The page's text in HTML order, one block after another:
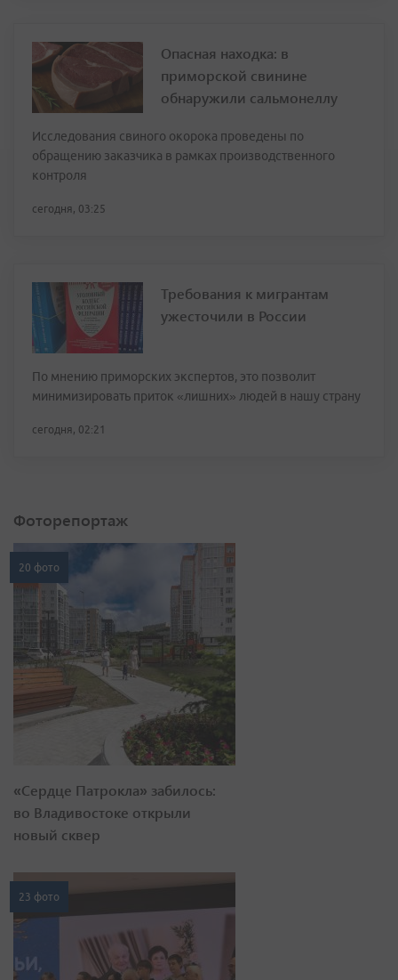
Опасная находка: в
приморской свинине
обнаружили сальмонеллу
Исследования свиного окорока проведены по
обращению заказчика в рамках производственного
контроля
сегодня, 03:25
Требования к мигрантам
ужесточили в России
По мнению приморских экспертов, это позволит
минимизировать приток «лишних» людей в нашу страну
сегодня, 02:21
Фоторепортаж
20 фото
«Сердце Патрокла» забилось:
во Владивостоке открыли
новый сквер
23 фото